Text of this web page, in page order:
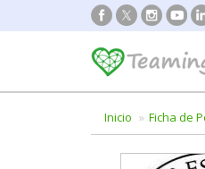
Inicio Ficha de